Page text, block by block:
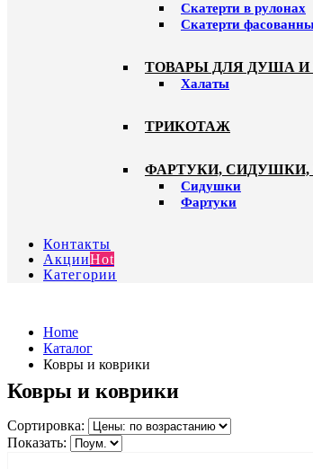
Скатерти в рулонах
Скатерти
ТОВАРЫ ДЛЯ ДУША
Халаты
ТРИКОТАЖ
ФАРТУКИ,
Сидушки
Фартуки
Контакты
АкцииHot
Категории
Home
Каталог
Ковры и коврики
Ковры и коврики
Сортировка:
Показать: